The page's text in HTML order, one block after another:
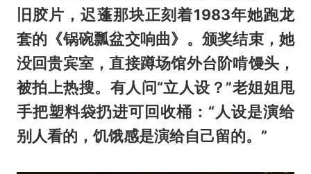
旧胶片，迟蓬那块正刻着1983年她跑龙
套的《锅碗瓢盆交响曲》。颁奖结束，她
没回贵宾室，直接蹲场馆外台阶啃馒头，
被拍上热搜。有人问“立人设？”老姐姐甩
手把塑料袋扔进可回收桶：“人设是演给
别人看的，饥饿感是演给自己留的。”